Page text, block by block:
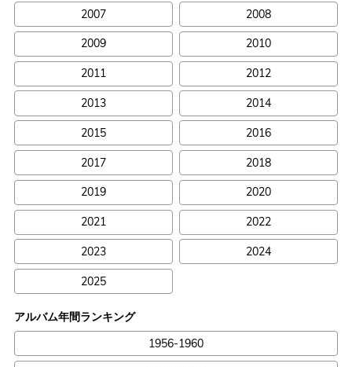
2007 2008
2009 2010
2011 2012
2013 2014
2015 2016
2017 2018
2019 2020
2021 2022
2023 2024
2025
アルバム年間ランキング
1956-1960